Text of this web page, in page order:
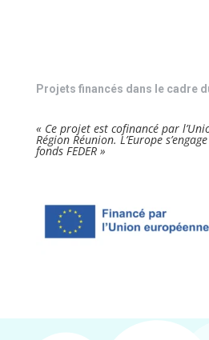
Projets financés dans le cadre
« Ce projet est cofinancé par
Région Réunion. L’Europe
fonds FEDER »